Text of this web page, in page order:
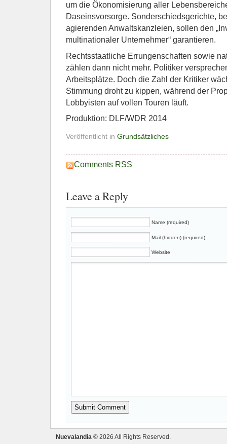
um die Ökonomisierung aller
Daseinsvorsorge. Sonderschiedsgerichte,
agierenden Anwaltskanzleien, sollen den
multinationaler Unternehmer“ garantieren.
Rechtsstaatliche Errungenschaften sowie
zählen dann nicht mehr. Politiker
Arbeitsplätze. Doch die Zahl der Kritiker
Stimmung droht zu kippen, während der
Lobbyisten auf vollen Touren läuft.
Produktion: DLF/WDR 2014
Veröffentlicht in Grundsätzliches
Comments RSS
Leave a Reply
Name (required)
Mail (hidden) (required)
Website
Nuevalandia © 2026 All Rights Reserved.